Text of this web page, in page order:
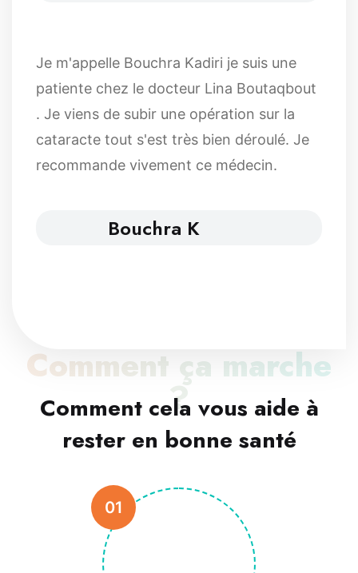
Je m'appelle Bouchra Kadiri je suis une
patiente chez le docteur Lina Boutaqbout
. Je viens de subir une opération sur la
cataracte tout s'est très bien déroulé. Je
recommande vivement ce médecin.
Bouchra K
Comment ça marche
?
Comment cela vous aide à
rester en bonne santé
01